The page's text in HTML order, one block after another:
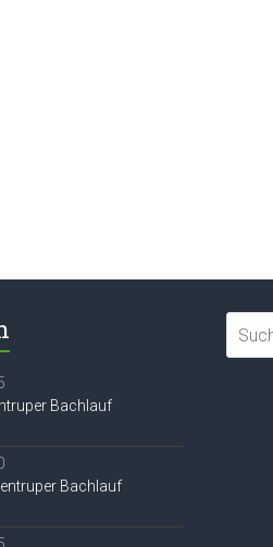
Bachlauf
Bachlauf